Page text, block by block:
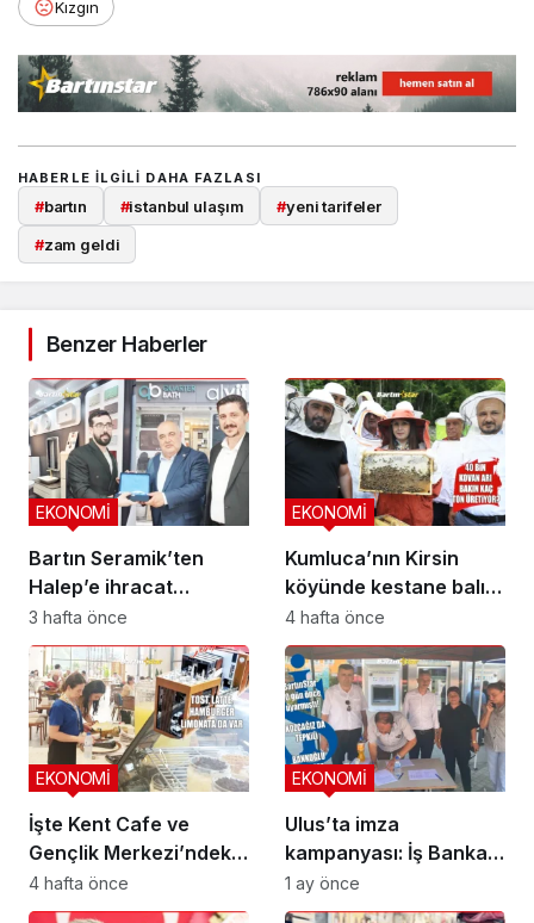
Kızgın
HABERLE ILGILI DAHA FAZLASI
#bartın #istanbul ulaşım #yeni tarifeler
#zam geldi
Benzer Haberler
Bartın Seramik’ten
Halep’e ihracat
köprüsü
EKONOMİ
3 hafta önce
Kumluca’nın Kirsin
köyünde kestane balı
hasadı başladı
EKONOMİ
4 hafta önce
İşte Kent Cafe ve
Gençlik Merkezi’ndeki
çay-kahve fiyatları
EKONOMİ
4 hafta önce
Ulus’ta imza
kampanyası: İş Bankası
kapanmasın
EKONOMİ
1 ay önce